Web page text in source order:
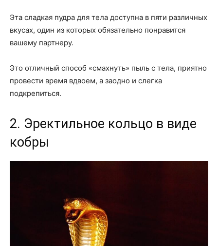
Эта сладкая пудра для тела доступна в пяти различных
вкусах, один из которых обязательно понравится
вашему партнеру.
Это отличный способ «смахнуть» пыль с тела, приятно
провести время вдвоем, а заодно и слегка
подкрепиться.
2. Эректильное кольцо в виде
кобры